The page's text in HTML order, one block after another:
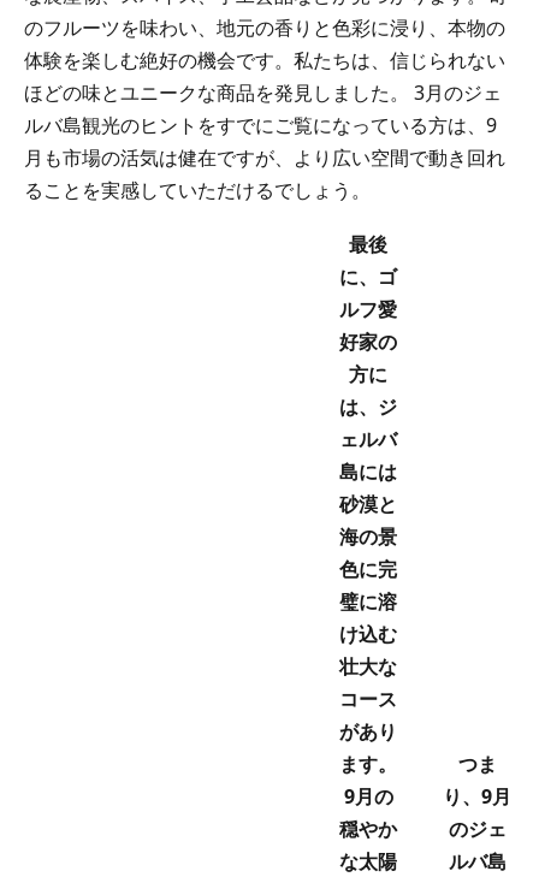
のフルーツを味わい、地元の香りと色彩に浸り、本物の
体験を楽しむ絶好の機会です。私たちは、信じられない
ほどの味とユニークな商品を発見しました。 3月のジェ
ルバ島観光のヒントをすでにご覧になっている方は、9
月も市場の活気は健在ですが、より広い空間で動き回れ
ることを実感していただけるでしょう。
最後
に、ゴ
ルフ愛
好家の
方に
は、ジ
ェルバ
島には
砂漠と
海の景
色に完
璧に溶
け込む
壮大な
コース
があり
ます。
9月の
穏やか
な太陽
つま
り、9月
のジェ
ルバ島